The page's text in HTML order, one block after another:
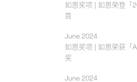
如恩奖项 | 如恩荣登「
首
June 2024
如恩奖项 | 如恩荣获「
奖
June 2024